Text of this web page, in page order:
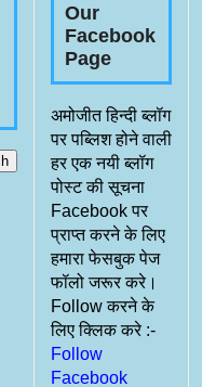
Our
Facebook
Page
अमोजीत हिन्दी ब्लॉग
पर पब्लिश होने वाली
हर एक नयी ब्लॉग
पोस्ट की सूचना
Facebook पर
प्राप्त करने के लिए
हमारा फेसबुक पेज
फॉलो जरूर करे।
Follow करने के
लिए क्लिक करे :-
Follow
Facebook